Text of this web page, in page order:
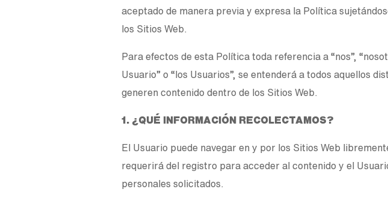
aceptado de manera previa y expresa la Política
los Sitios Web.
Para efectos de esta Política toda referencia a “nos”,
Usuario” o “los Usuarios”, se entenderá a todos aquellos
generen contenido dentro de los Sitios Web.
1. ¿QUÉ INFORMACIÓN RECOLECTAMOS?
El Usuario puede navegar en y por los Sitios Web
requerirá del registro para acceder al contenido y el
personales solicitados.